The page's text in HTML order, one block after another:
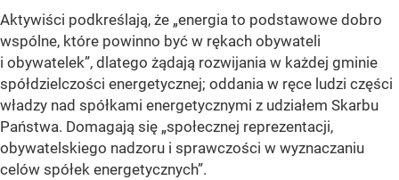
Aktywiści podkreślają, że „energia to podstawowe dobro
wspólne, które powinno być w rękach obywateli
i obywatelek”, dlatego żądają rozwijania w każdej gminie
spółdzielczości energetycznej; oddania w ręce ludzi części
władzy nad spółkami energetycznymi z udziałem Skarbu
Państwa. Domagają się „społecznej reprezentacji,
obywatelskiego nadzoru i sprawczości w wyznaczaniu
celów spółek energetycznych”.